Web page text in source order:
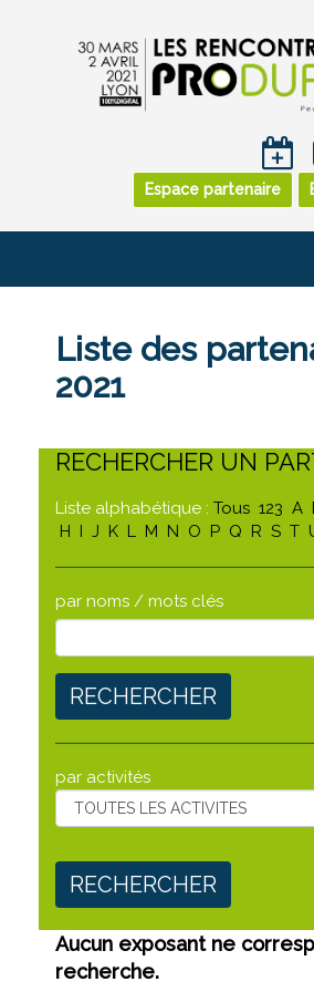
Espace partenaire
Liste des
2021
RECHERCHER UN
Liste alphabétique : Tous 123 A
H
J K L M N O P Q R S T
par noms / mots clés
RECHERCHER
par activités
RECHERCHER
Aucun exposant ne
recherche.